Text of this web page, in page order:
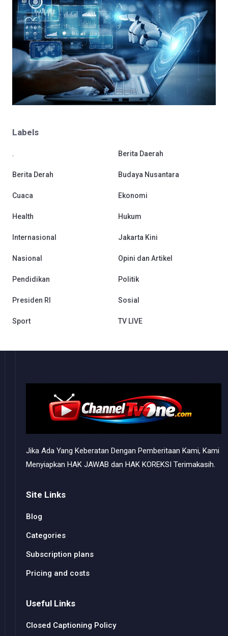
Labels
. Berita Daerah
Berita Derah Budaya Nusantara
Cuaca Ekonomi
Health Hukum
Internasional Jakarta Kini
Nasional Opini dan Artikel
Pendidikan Politik
Presiden RI Sosial
Sport TV LIVE
Jika Ada Yang Keberatan Dengan Pemberitaan Kami, Kami
Menyiapkan HAK JAWAB dan HAK KOREKSI Terimakasih.
Site Links
Blog
Categories
Subscription plans
Pricing and costs
Useful Links
Closed Captioning Policy